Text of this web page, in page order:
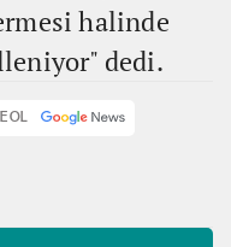
halinde
dedi.
OL